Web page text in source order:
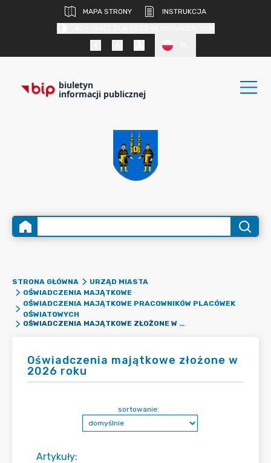
MAPA STRONY
INSTRUKCJA
biuletyn
informacji publicznej
STRONA GŁÓWNA
URZĄD MIASTA
OŚWIADCZENIA MAJĄTKOWE
OŚWIADCZENIA MAJĄTKOWE PRACOWNIKÓW PLACÓWEK
OŚWIATOWYCH
OŚWIADCZENIA MAJĄTKOWE ZŁOŻONE W 2026 ROKU
Oświadczenia majątkowe złożone w
2026 roku
Artykuły:
sortowanie: